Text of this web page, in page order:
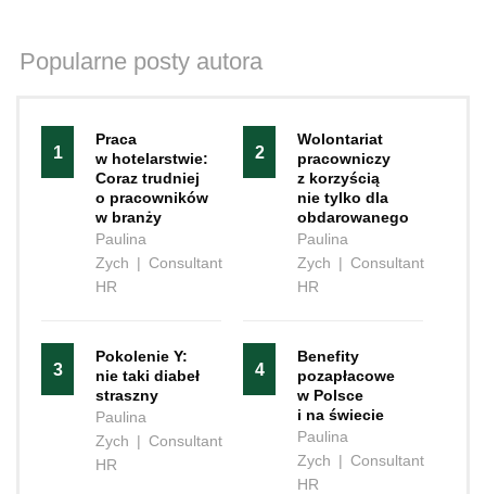
Popularne posty autora
1
Praca
w hotelarstwie:
Coraz trudniej
o pracowników
w branży
Paulina
Zych | Consultant
HR
2
Wolontariat
pracowniczy
z korzyścią
nie tylko dla
obdarowanego
Paulina
Zych | Consultant
HR
3
Pokolenie Y:
nie taki diabeł
straszny
Paulina
Zych | Consultant
HR
4
Benefity
pozapłacowe
w Polsce
i na świecie
Paulina
Zych | Consultant
HR